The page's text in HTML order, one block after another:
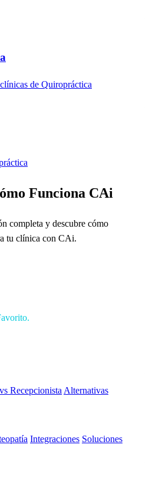
de Quiropráctica
Funciona CAi
completa y descubre cómo
tu clínica con CAi.
Recepcionista Alternativas
Integraciones Soluciones